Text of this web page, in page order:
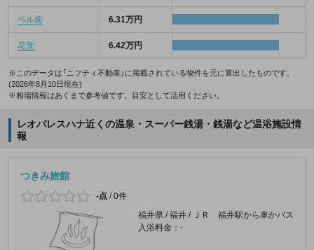
ベル前 6.31万円
花堂 6.42万円
※このデータは「ニフティ不動産」に掲載されている物件を元に算出したものです。
(2026年8月10日現在)
※相場情報はあくまで参考値です。目安として活用ください。
レオパレスハナ近くの温泉・スーパー銭湯・銭湯など温浴施設情
報
つきみ旅館
-点 /0件
福井県 / 福井 / ＪＲ 福井駅から車かバス
入浴料金：-